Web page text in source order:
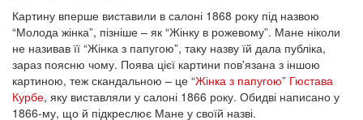
Картину вперше виставили в салоні 1868 року під назвою
“Молода жінка”, пізніше – як “Жінку в рожевому”. Мане ніколи
не називав її “Жінка з папугою”, таку назву їй дала публіка,
зараз поясню чому. Поява цієї картини пов'язана з іншою
картиною, теж скандальною – це “Жінка з папугою” Гюстава
Курбе, яку виставляли у салоні 1866 року. Обидві написано у
1866-му, що й підкреслює Мане у своїй назві.